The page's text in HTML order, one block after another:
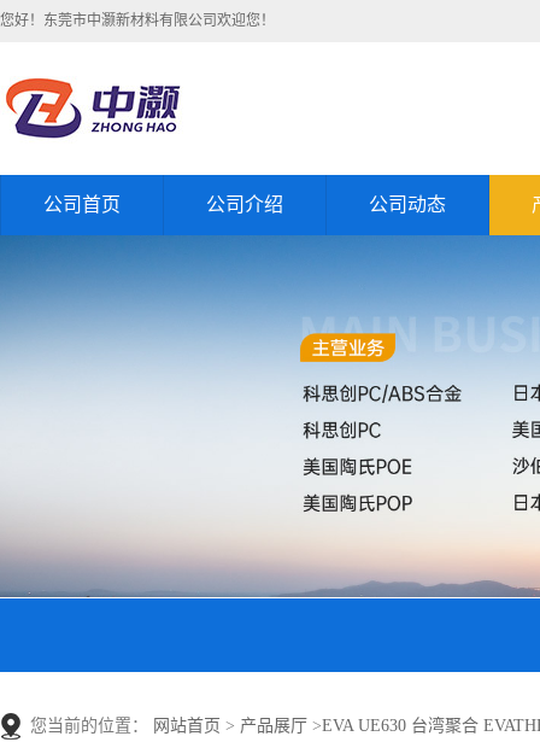
您好！东莞市中灏新材料有限公司欢迎您！
公司首页 公司介绍 公司动态
您当前的位置： 网站首页 > 产品展厅 >EVA UE630 台湾聚合